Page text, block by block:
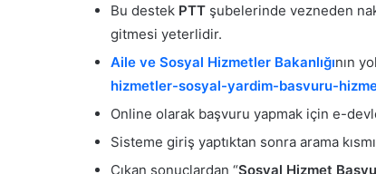
Bu destek PTT şubelerinde vezneden
gitmesi yeterlidir.
Aile ve Sosyal Hizmetler Bakanlığının
hizmetler-sosyal-yardim-basvuru-
Online olarak başvuru yapmak için e-
Sisteme giriş yaptıktan sonra arama
Çıkan sonuçlardan “Sosyal Hizmet